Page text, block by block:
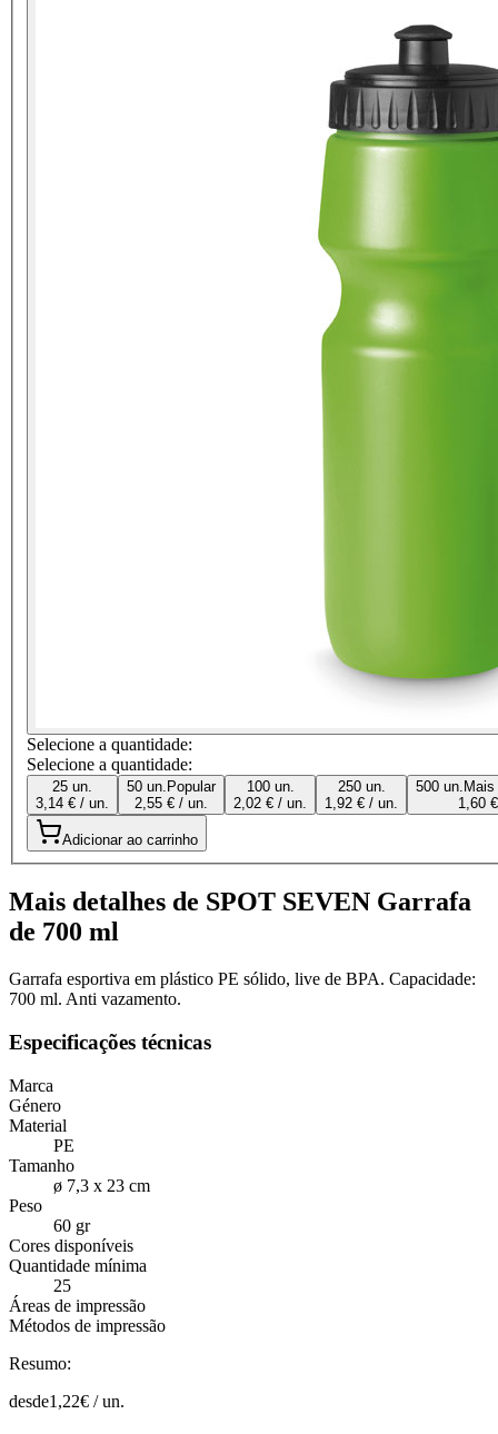
Selecione a quantidade:
Selecione a quantidade:
25 un.
3,14 € / un.
50 un. Popular
2,55 € / un.
100 un.
2,02 € / un.
250 un.
1,92 € / un.
500 un.
1,60
Adicionar ao carrinho
Mais detalhes de SPOT SEVEN Garrafa
de 700 ml
Garrafa esportiva em plástico PE sólido, live de BPA. Capacidade:
700 ml. Anti vazamento.
Especificações técnicas
Marca
Género
Material
PE
Tamanho
ø 7,3 x 23 cm
Peso
60 gr
Cores disponíveis
Quantidade mínima
25
Áreas de impressão
Métodos de impressão
Resumo:
desde1,22€ /un.